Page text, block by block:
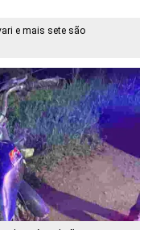
e mais sete são